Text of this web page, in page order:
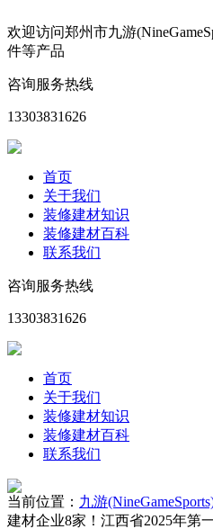
欢迎访问郑州市九游
件等产品
咨询服务热线
13303831626
首页
关于我们
装修建材知识
装修建材百科
联系我们
咨询服务热线
13303831626
首页
关于我们
装修建材知识
装修建材百科
联系我们
当前位置： 九游
建材企业8家！江西省2025年第